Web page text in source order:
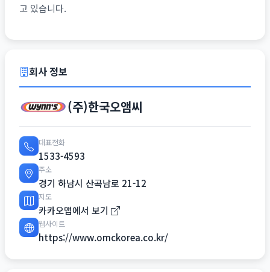
고 있습니다.
회사 정보
(주)한국오앰씨
대표전화
1533-4593
주소
경기 하남시 산곡남로 21-12
지도
카카오맵에서 보기
웹사이트
https://www.omckorea.co.kr/